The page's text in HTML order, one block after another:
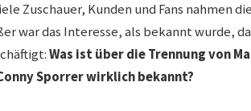
Zuschauer, Kunden und Fans nahmen
war das Interesse, als bekannt wurde,
Was ist über die Trennung von
Sporrerwirklich bekannt?